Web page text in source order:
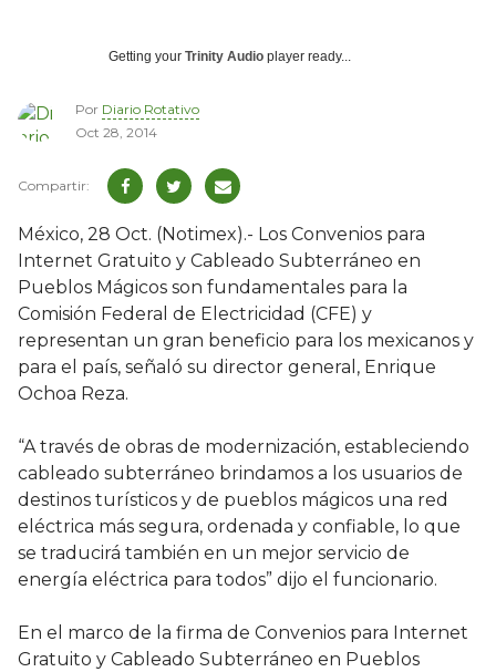
Getting your Trinity Audio player ready...
Por Diario Rotativo
Oct 28, 2014
México, 28 Oct. (Notimex).- Los Convenios para
Internet Gratuito y Cableado Subterráneo en
Pueblos Mágicos son fundamentales para la
Comisión Federal de Electricidad (CFE) y
representan un gran beneficio para los mexicanos y
para el país, señaló su director general, Enrique
Ochoa Reza.
“A través de obras de modernización, estableciendo
cableado subterráneo brindamos a los usuarios de
destinos turísticos y de pueblos mágicos una red
eléctrica más segura, ordenada y confiable, lo que
se traducirá también en un mejor servicio de
energía eléctrica para todos” dijo el funcionario.
En el marco de la firma de Convenios para Internet
Gratuito y Cableado Subterráneo en Pueblos